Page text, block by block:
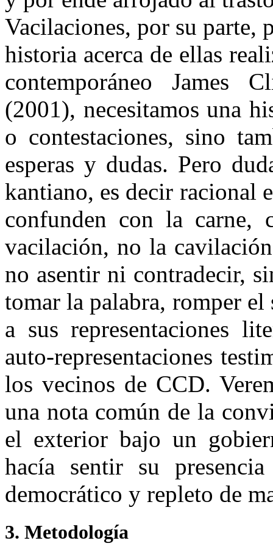
Vacilaciones, por su parte,
historia acerca de ellas
contemporáneo James
(2001), necesitamos una
o contestaciones, sino
esperas y dudas. Pero
kantiano, es decir racional
confunden con la carne,
vacilación, no la
no asentir ni contradecir,
tomar la palabra, romper
a sus representaciones
auto-representaciones
los vecinos de CCD.
una nota común de la
el exterior bajo un
hacía sentir su
democrático y repleto de
3. Metodología